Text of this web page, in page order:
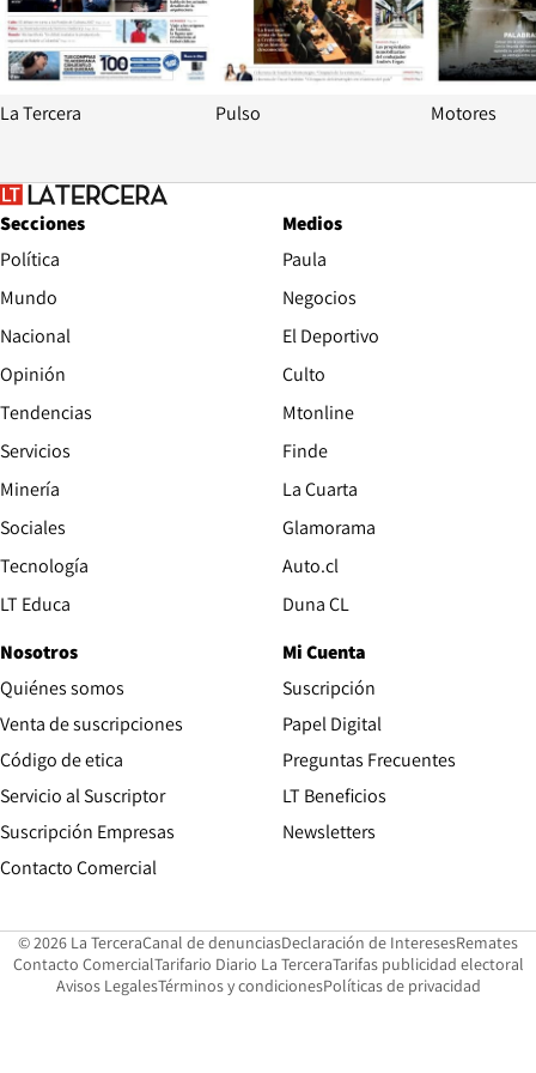
La Tercera Pulso Motores
Secciones
Política
Mundo
Nacional
Opinión
Tendencias
Servicios
Minería
Sociales
Tecnología
LT Educa
Medios
Paula
Negocios
El Deportivo
Culto
Mtonline
Finde
La Cuarta
Glamorama
Auto.cl
Duna CL
Nosotros
Quiénes somos
Venta de suscripciones
Código de etica Opens in new window
Servicio al Suscriptor
Suscripción Empresas
Contacto Comercial
Mi Cuenta
Suscripción
Papel Digital
Preguntas Frecuentes
LT Beneficios
Newsletters
© 2026 La TerceraCanal de denunciasOpens in new window
Declaración de InteresesOpens in
Remates
Contacto ComercialOpens in new window
Tarifario Diario La TerceraOpens in new window
Tarifas publicidad electoral
Avisos LegalesOpens in new window
Términos y condicionesPolíticas de privacidad